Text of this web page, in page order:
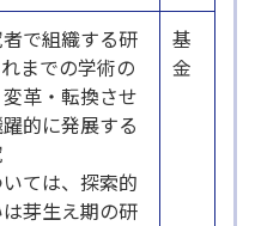
で組織する研
までの学術の
革・転換させ
的に発展する
ては、探索的
芽生え期の研
基
金